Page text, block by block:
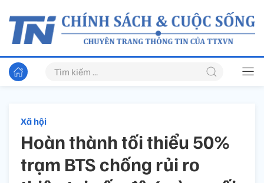
Xã hội
Hoàn thành tối thiểu 50%
trạm BTS chống rủi ro